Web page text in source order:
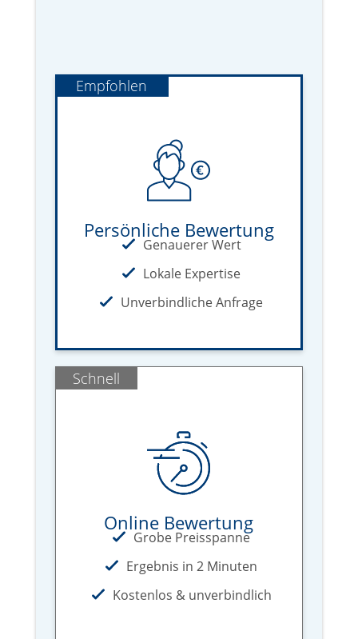
Empfohlen
Persönliche Bewertung
Genauerer Wert
Lokale Expertise
Unverbindliche Anfrage
Schnell
Online Bewertung
Grobe Preisspanne
Ergebnis in 2 Minuten
Kostenlos & unverbindlich